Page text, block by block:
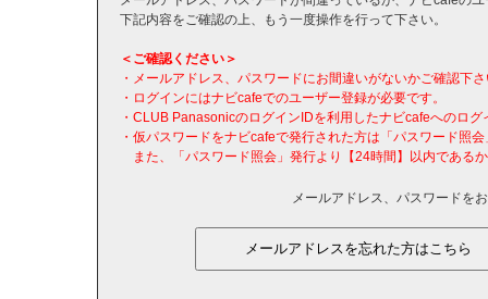
下記内容をご確認の上、もう一度操作を行って下さい。
＜ご確認ください＞
・メールアドレス、パスワードにお間違いがないかご確認下
・ログインにはナビcafeでのユーザー登録が必要です。
・CLUB PanasonicのログインIDを利用したナビcafeへのロ
・仮パスワードをナビcafeで発行された方は「パスワード照
また、「パスワード照会」発行より【24時間】以内である
メールアドレス、パスワードを